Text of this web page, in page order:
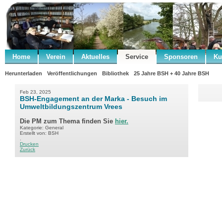
Home Verein Aktuelles Service Sponsoren
Herunterladen Veröffentlichungen Bibliothek 25 Jahre BSH + 40 Jahre BSH
Feb 23, 2025
BSH-Engagement an der Marka - Besuch im
Umweltbildungszentrum Vrees
Die PM zum Thema finden Sie hier.
Kategorie: General
Erstellt von: BSH
Drucken
Zurück